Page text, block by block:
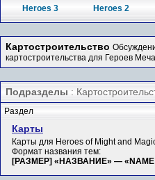
Heroes 3 Heroes 2
Картостроительство
картостроительства для Героев
Подразделы :
Раздел
Карты
Карты для Heroes of Might and
Формат названия тем:
[РАЗМЕР] «НАЗВАНИЕ» — «NAME